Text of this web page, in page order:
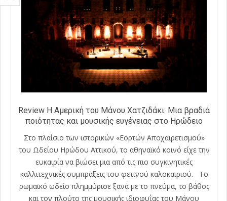
Review Η Αμερική του Μάνου Χατζιδάκι: Μια βραδιά
ποιότητας και μουσικής ευγένειας στο Ηρώδειο
Στο πλαίσιο των ιστορικών «Εορτών Αποχαιρετισμού»
του Ωδείου Ηρώδου Αττικού, το αθηναϊκό κοινό είχε την
ευκαιρία να βιώσει μια από τις πιο συγκινητικές
καλλιτεχνικές συμπράξεις του φετινού καλοκαιριού. Το
ρωμαϊκό ωδείο πλημμύρισε ξανά με το πνεύμα, το βάθος
και τον πλούτο της μουσικής ιδιοφυΐας του Μάνου